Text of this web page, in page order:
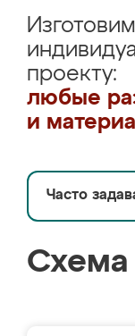
проекту:
любые
и
Часто
Схема